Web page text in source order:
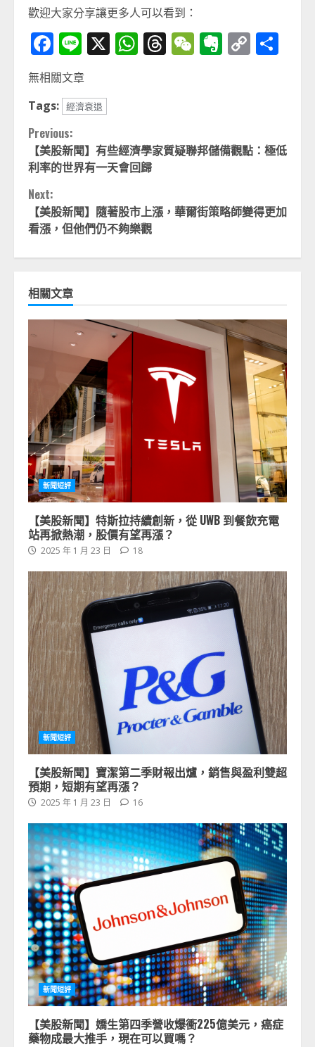
歡迎大家分享讓更多人可以看到：
Facebook
Line
X WhatsApp
Threads
WeChat
Evernote
Copy
無相關文章
Tags: 經濟衰退
Continue
Reading
Previous:
【美股新聞】有些經濟學家質疑聯邦儲備觀點：極低
利率的世界有一天會回歸
Next:
【美股新聞】隨著股市上漲，華爾街策略師變得更加
看漲，但他們仍不夠樂觀
相關文章
新聞短評
【美股新聞】特斯拉持續創新，從 UWB 到餐飲充電
站再掀熱潮，股價有望再漲？
2025 年 1 月 23 日 18
新聞短評
【美股新聞】寶潔第二季財報出爐，銷售與盈利雙超
預期，短期有望再漲？
2025 年 1 月 23 日 16
新聞短評
【美股新聞】嬌生第四季營收爆衝225億美元，癌症
藥物成最大推手，現在可以買嗎？